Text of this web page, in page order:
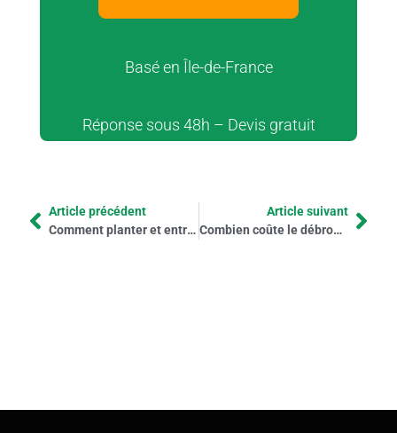
Basé en Île-de-France
Réponse sous 48h – Devis gratuit
Article précédent
Comment planter et entretenir une haie de Photinias ?
Article suivant
Combien coûte le débroussaillage d’un terrain au m² ?